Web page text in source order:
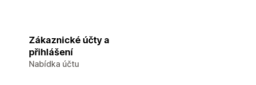
Zákaznické účty a
přihlášení
Nabídka účtu